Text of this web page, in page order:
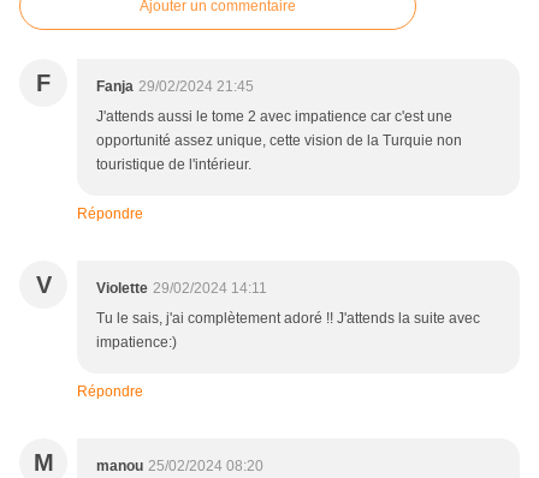
Ajouter un commentaire
F Fanja 29/02/2024 21:45
J'attends aussi le tome 2 avec impatience car c'est une
opportunité assez unique, cette vision de la Turquie non
touristique de l'intérieur.
Répondre
V Violette 29/02/2024 14:11
Tu le sais, j'ai complètement adoré !! J'attends la suite avec
impatience:)
Répondre
M manou 25/02/2024 08:20